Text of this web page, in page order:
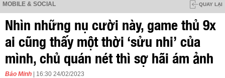
MOBILE & SOCIAL QUAY LẠI
Nhìn những nụ cười này, game thủ 9x
ai cũng thấy một thời ‘sửu nhi’ của
mình, chủ quán nét thì sợ hãi ám ảnh
Bảo Minh | 16:30 24/02/2023